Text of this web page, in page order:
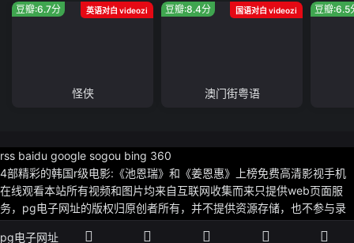
英语对白 videozi
豆瓣:6.7分
怪侠
国语对白 videozi
豆瓣:8.4分
澳门街粤语
豆瓣:6.5
rss baidu google sogou bing 360
4部精彩的韩国r级电影:《池恩瑞》和《姜恩惠》上榜免费高清影视手机
在线观看本站所有视频和图片均来自互联网收集而来只提供web页面服
务，pg电子网址的版权归原创者所有，并不提供资源存储，也不参与录
pg电子网址